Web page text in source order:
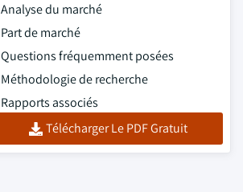
Analyse du marché
Part de marché
Questions fréquemment posées
Méthodologie de recherche
Rapports associés
Télécharger Le PDF Gratuit